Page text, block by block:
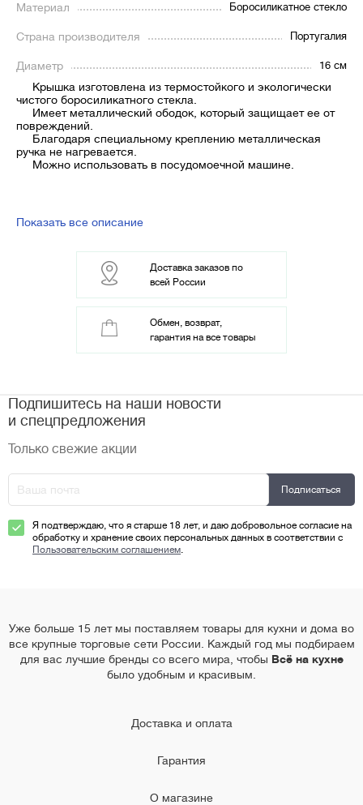
Материал Боросиликатное стекло
Страна производителя Португалия
Диаметр 16 см
Крышка изготовлена из термостойкого и экологически
чистого боросиликатного стекла.
Имеет металлический ободок, который защищает ее от
повреждений.
Благодаря специальному креплению металлическая
ручка не нагревается.
Можно использовать в посудомоечной машине.
Показать все описание
Доставка заказов по
всей России
Обмен, возврат,
гарантия на все товары
Подпишитесь на наши новости
и спецпредложения
Только свежие акции
Я подтверждаю, что я старше 18 лет, и даю добровольное согласие на
обработку и хранение своих персональных данных в соответствии с
Пользовательским соглашением.
Уже больше 15 лет мы поставляем товары для кухни и дома во
все крупные торговые сети России. Каждый год мы подбираем
для вас лучшие бренды со всего мира, чтобы Всё на кухне
было удобным и красивым.
Доставка и оплата
Гарантия
О магазине